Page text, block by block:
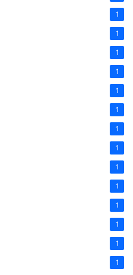
1
1
1
1
1
1
1
1
1
1
1
1
1
1